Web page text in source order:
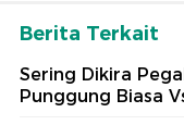
Berita Terkait
Sering Dikira
Punggung Biasa